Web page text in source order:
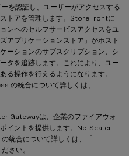
を認証し、ユーザーがアクセスする
トアを管理します。StoreFrontに
ンへのセルフサービスアクセスをユ
アプリケーションストア」がホスト
ーションのサブスクリプション、シ
タを追跡します。これにより、ユー
る操作を行えるようになります。
の統合について詳しくは、「
Gatewayは、企業のファイアウォ
イントを提供します。NetScaler
統合について詳しくは、「
さい。